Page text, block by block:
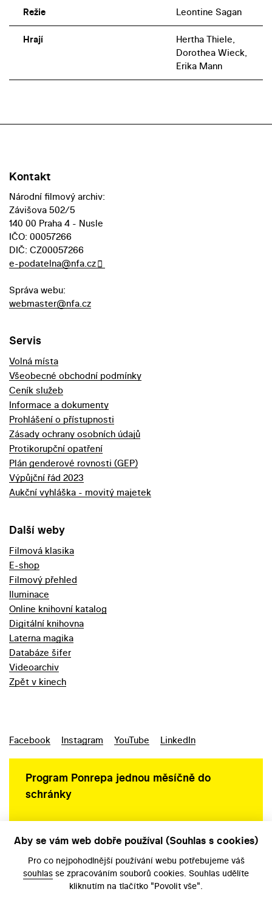
Režie Leontine Sagan
Hrají
Hertha Thiele,
Dorothea Wieck,
Erika Mann
Kontakt
Národní filmový archiv:
Závišova 502/5
140 00 Praha 4 - Nusle
IČO: 00057266
DIČ: CZ00057266
e-podatelna@nfa.cz
Správa webu:
webmaster@nfa.cz
Servis
Volná místa
Všeobecné obchodní podmínky
Ceník služeb
Informace a dokumenty
Prohlášení o přístupnosti
Zásady ochrany osobních údajů
Protikorupční opatření
Plán genderové rovnosti (GEP)
Výpůjční řád 2023
Aukční vyhláška - movitý majetek
Další weby
Filmová klasika
E-shop
Filmový přehled
Iluminace
Online knihovní katalog
Digitální knihovna
Laterna magika
Databáze šifer
Videoarchiv
Zpět v kinech
Facebook Instagram YouTube LinkedIn
Program Ponrepa jednou měsíčně do
schránky
Aby se vám web dobře používal (Souhlas s cookies)
Pro co nejpohodlnější používání webu potřebujeme váš
souhlas se zpracováním souborů cookies. Souhlas udělíte
kliknutím na tlačítko "Povolit vše".